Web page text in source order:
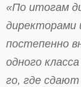
«По итогам
директорами
постепенно
одного
го, где